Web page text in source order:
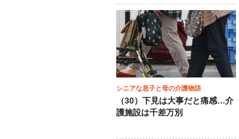
シニアな息子と母の介護物語
（30）下見は大事だと痛感…介
護施設は千差万別